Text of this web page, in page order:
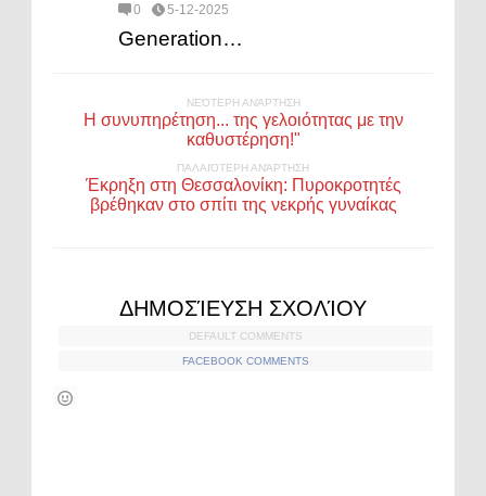
0 5-12-2025
Generation…
ΝΕΌΤΕΡΗ ΑΝΆΡΤΗΣΗ
Η συνυπηρέτηση... της γελοιότητας με την
καθυστέρηση!"
ΠΑΛΑΙΌΤΕΡΗ ΑΝΆΡΤΗΣΗ
Έκρηξη στη Θεσσαλονίκη: Πυροκροτητές
βρέθηκαν στο σπίτι της νεκρής γυναίκας
ΔΗΜΟΣΊΕΥΣΗ ΣΧΟΛΊΟΥ
DEFAULT COMMENTS
FACEBOOK COMMENTS